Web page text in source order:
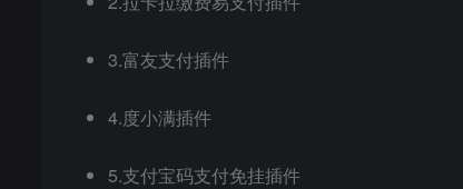
3.富友支付插件
4.度小满插件
5.支付宝码支付免挂插件